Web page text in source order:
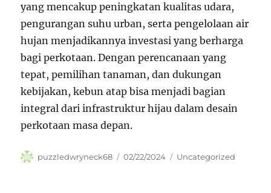
yang mencakup peningkatan kualitas udara,
pengurangan suhu urban, serta pengelolaan air
hujan menjadikannya investasi yang berharga
bagi perkotaan. Dengan perencanaan yang
tepat, pemilihan tanaman, dan dukungan
kebijakan, kebun atap bisa menjadi bagian
integral dari infrastruktur hijau dalam desain
perkotaan masa depan.
Author
puzzledwryneck68
Posted
02/22/2024 Categories
Uncategorized